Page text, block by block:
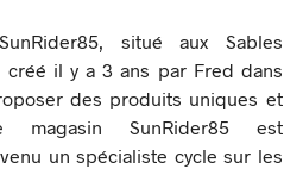
situé aux Sables
créé il y a 3 ans par Fred dans
des produits uniques et
magasin SunRider85 est
un spécialiste cycle sur les